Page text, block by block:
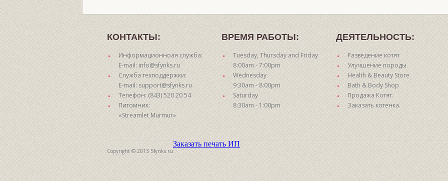
КОНТАКТЫ:
Информационноая служба:
E-mail: info@sfynks.ru
Служба техподдержки:
E-mail: support@sfynks.ru
Телефон: (843) 520 20 54
Питомник:
«Streamlet Murmur»
ВРЕМЯ РАБОТЫ:
Tuesday, Thursday and Friday
8:00am - 7:00pm
Wednesday
9:30am - 8:00pm
Saturday
8:30am - 1:00pm
ДЕЯТЕЛЬНОСТЬ:
Разведение котят
Улучшение породы
Health & Beauty Store
Bath & Body Shop
Продажа Котят.
Заказать котенка.
Copyright © 2013 Sfynks.ru
Заказать печать ИП